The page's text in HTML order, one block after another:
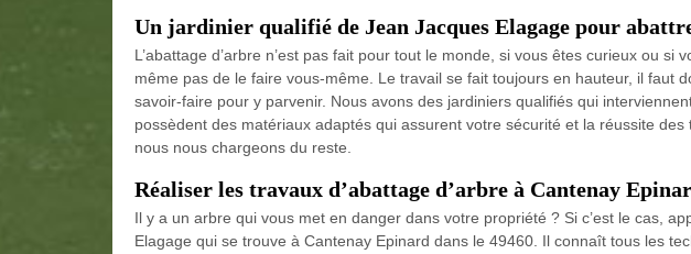
Un jardinier qualifié de Jean Jacques Elagage pour
L’abattage d’arbre n’est pas fait pour tout le monde, si vous êtes curieux ou si
même pas de le faire vous-même. Le travail se fait toujours en hauteur, il faut
savoir-faire pour y parvenir. Nous avons des jardiniers qualifiés qui
possèdent des matériaux adaptés qui assurent votre sécurité et la réussite
nous nous chargeons du reste.
Réaliser les travaux d’abattage d’arbre à Cantenay
Il y a un arbre qui vous met en danger dans votre propriété ? Si c’est le cas,
Elagage qui se trouve à Cantenay Epinard dans le 49460. Il connaît tous les